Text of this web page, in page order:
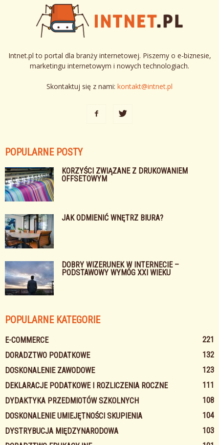
Intnet.pl to portal dla branży internetowej. Piszemy o e-biznesie,
marketingu internetowym i nowych technologiach.
Skontaktuj się z nami: kontakt@intnet.pl
POPULARNE POSTY
KORZYŚCI ZWIĄZANE Z DRUKOWANIEM
OFFSETOWYM
JAK ODMIENIĆ WNĘTRZ BIURA?
DOBRY WIZERUNEK W INTERNECIE –
PODSTAWOWY WYMÓG XXI WIEKU
POPULARNE KATEGORIE
E-COMMERCE
221
DORADZTWO PODATKOWE
132
DOSKONALENIE ZAWODOWE
123
DEKLARACJE PODATKOWE I ROZLICZENIA ROCZNE
111
DYDAKTYKA PRZEDMIOTÓW SZKOLNYCH
108
DOSKONALENIE UMIEJĘTNOŚCI SKUPIENIA
104
DYSTRYBUCJA MIĘDZYNARODOWA
103